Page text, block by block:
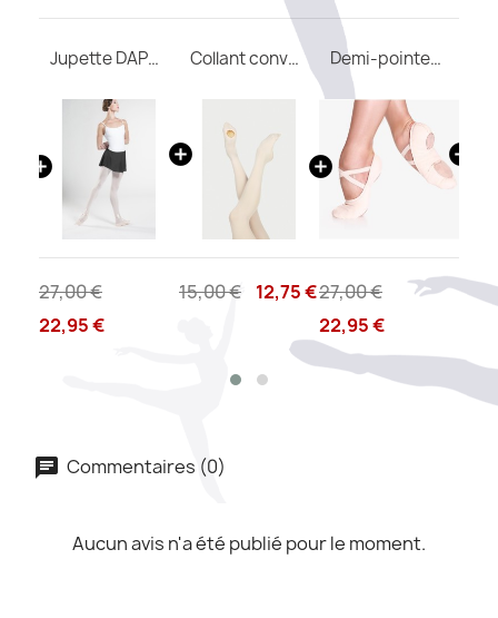
Jupette DAPHNE WEAR MOI
27,00 €
22,95 €
Collant convertible DIV03 WEAR MOI
15,00 € 12,75 €
Demi-pointes SO DANCA SD16 B
27,00 €
22,95 €
Commentaires (0)
Aucun avis n'a été publié pour le moment.